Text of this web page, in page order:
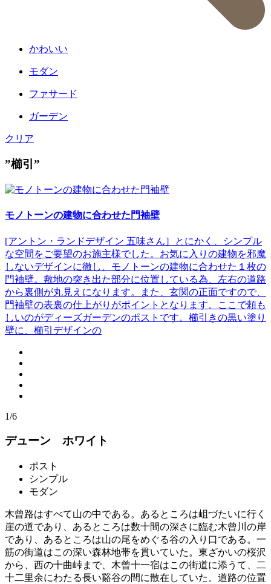
かわいい
モダン
ファサード
ガーデン
クリア
”櫛引”
モノトーンの建物に合わせた門袖壁
[アントン・ランドデザイン 五味さん］とにかく、シンプル
な空間をご要望のお施主様でした。お気に入りの建物を邪魔
しないデザインに徹し、モノトーンの建物に合わせた１枚の
門袖壁。敷地の突き出た部分に位置している為、左右の道路
から裏側が丸見えになります。また、玄関の正面ですので、
門袖壁の表裏の仕上がりがポイントとなります。ここで頼も
しいのがディーズガーデンのポストです。櫛引きの黒い塗り
壁に、櫛引デザインの
1/6
デューン ホワイト
ポスト
シンプル
モダン
木曾路はすべて山の中である。あるところは岨づたいに行く
崖の道であり、あるところは数十間の深さに臨む木曾川の岸
であり、あるところは山の尾をめぐる谷の入り口である。一
筋の街道はこの深い森林地帯を貫いていた。東ざかいの桜沢
から、西の十曲峠まで、木曾十一宿はこの街道に添うて、二
十二里余にわたる長い谿谷の間に散在していた。道路の位置